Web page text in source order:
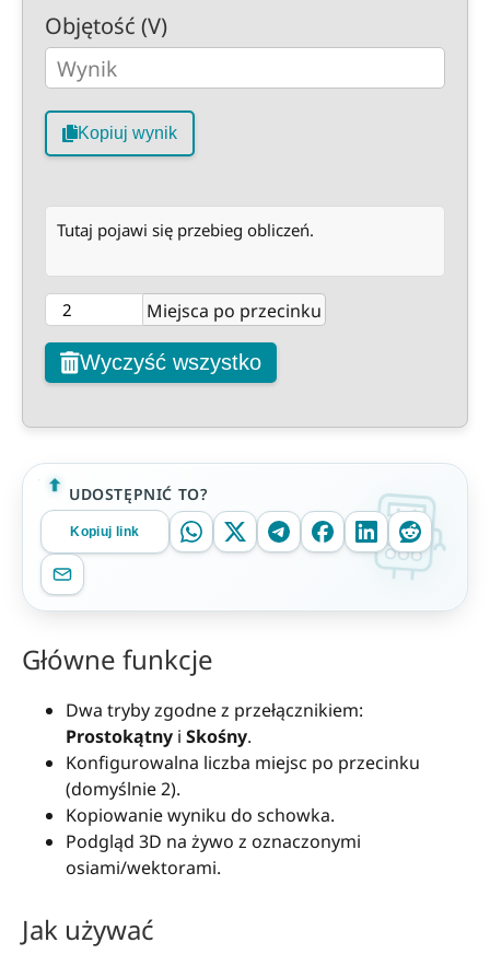
Objętość (V)
Kopiuj wynik
Tutaj pojawi się przebieg obliczeń.
Miejsca po przecinku
Wyczyść wszystko
UDOSTĘPNIĆ TO?
Kopiuj link
Główne funkcje
Dwa tryby zgodne z przełącznikiem:
Prostokątny i Skośny.
Konfigurowalna liczba miejsc po przecinku
(domyślnie 2).
Kopiowanie wyniku do schowka.
Podgląd 3D na żywo z oznaczonymi
osiami/wektorami.
Jak używać